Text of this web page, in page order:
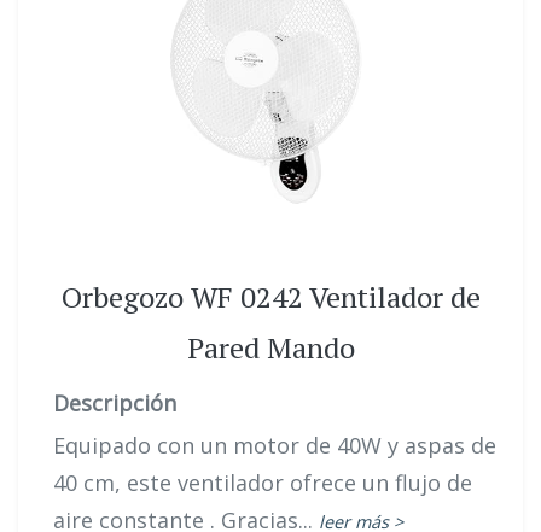
Orbegozo WF 0242 Ventilador de
Pared Mando
Descripción
Equipado con un motor de 40W y aspas de
40 cm, este ventilador ofrece un flujo de
aire constante . Gracias... leer más >